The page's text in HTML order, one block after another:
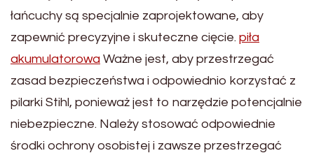
łańcuchy są specjalnie zaprojektowane, aby
zapewnić precyzyjne i skuteczne cięcie. piła
akumulatorowa Ważne jest, aby przestrzegać
zasad bezpieczeństwa i odpowiednio korzystać z
pilarki Stihl, ponieważ jest to narzędzie potencjalnie
niebezpieczne. Należy stosować odpowiednie
środki ochrony osobistej i zawsze przestrzegać